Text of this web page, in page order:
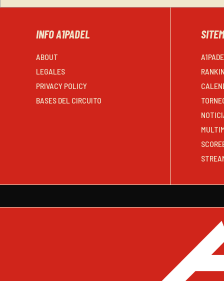
INFO A1PADEL
ABOUT
LEGALES
PRIVACY POLICY
BASES DEL CIRCUITO